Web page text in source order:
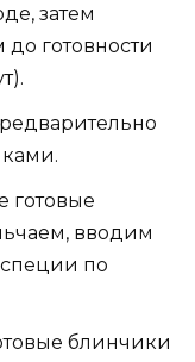
затем
готовности
готовые
вводим
по
блинчики